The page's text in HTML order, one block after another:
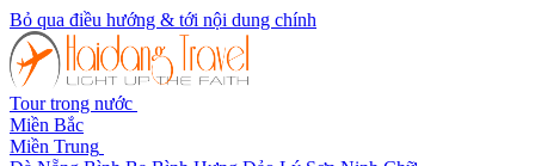
Bỏ qua điều hướng & tới nội dung chính
Tour trong nước
Miền Bắc
Miền Trung